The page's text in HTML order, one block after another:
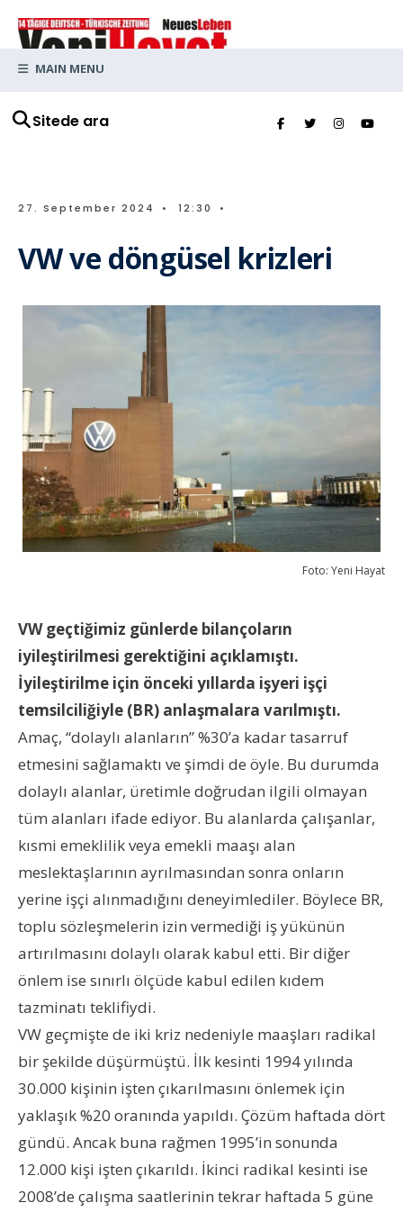
Sitede ara
MAIN MENU
27. September 2024 • 12:30 •
VW ve döngüsel krizleri
Foto: Yeni Hayat
VW geçtiğimiz günlerde bilançoların
iyileştirilmesi gerektiğini açıklamıştı.
İyileştirilme için önceki yıllarda işyeri işçi
temsilciliğiyle (BR) anlaşmalara varılmıştı.
Amaç, “dolaylı alanların” %30’a kadar tasarruf
etmesini sağlamaktı ve şimdi de öyle. Bu durumda
dolaylı alanlar, üretimle doğrudan ilgili olmayan
tüm alanları ifade ediyor. Bu alanlarda çalışanlar,
kısmi emeklilik veya emekli maaşı alan
meslektaşlarının ayrılmasından sonra onların
yerine işçi alınmadığını deneyimlediler. Böylece BR,
toplu sözleşmelerin izin vermediği iş yükünün
artırılmasını dolaylı olarak kabul etti. Bir diğer
önlem ise sınırlı ölçüde kabul edilen kıdem
tazminatı teklifiydi.
VW geçmişte de iki kriz nedeniyle maaşları radikal
bir şekilde düşürmüştü. İlk kesinti 1994 yılında
30.000 kişinin işten çıkarılmasını önlemek için
yaklaşık %20 oranında yapıldı. Çözüm haftada dört
gündü. Ancak buna rağmen 1995’in sonunda
12.000 kişi işten çıkarıldı. İkinci radikal kesinti ise
2008’de çalışma saatlerinin tekrar haftada 5 güne